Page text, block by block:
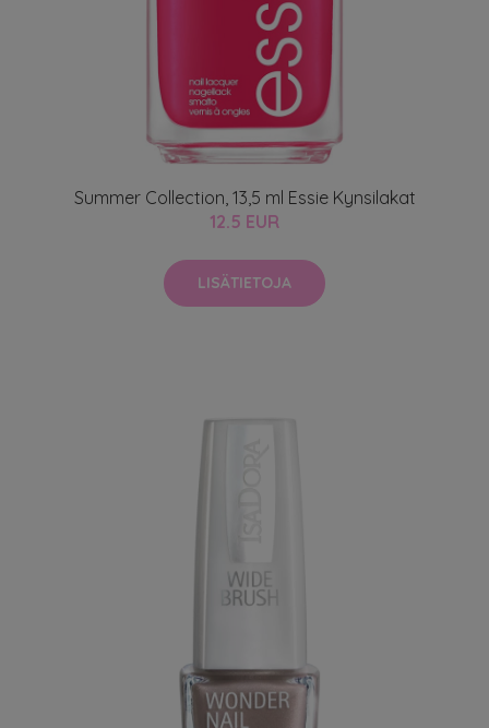
Summer Collection, 13,5 ml Essie Kynsilakat
12.5 EUR
LISÄTIETOJA